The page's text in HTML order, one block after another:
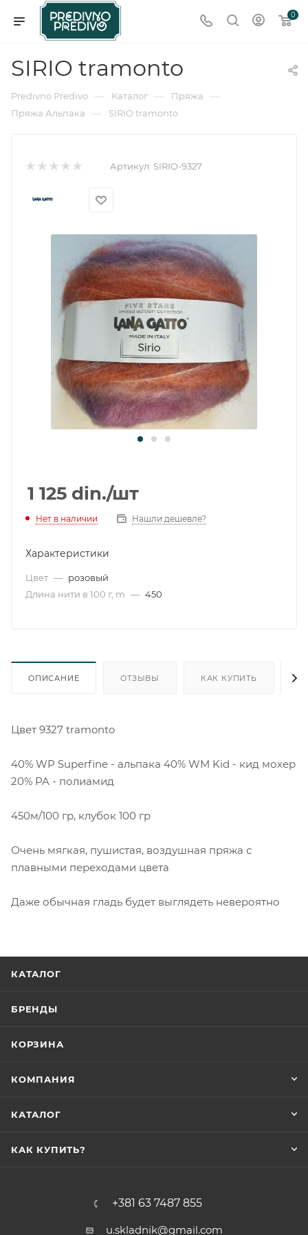
0
SIRIO tramonto
Predivno Predivo — Каталог — Пряжа —
Пряжа Альпака — SIRIO tramonto
Артикул: SIRIO-9327
1 125 din./шт
Нет в наличии Нашли дешевле?
Характеристики
Цвет — розовый
Длина нити в 100 г, m — 450
ОПИСАНИЕ ОТЗЫВЫ КАК КУПИТЬ
Цвет 9327 tramonto
40% WP Superfine - альпака 40% WM Kid - кид мохер
20% PA - полиамид
450м/100 гр, клубок 100 гр
Очень мягкая, пушистая, воздушная пряжа с
плавными переходами цвета
Даже обычная гладь будет выглядеть невероятно
КАТАЛОГ
БРЕНДЫ
КОРЗИНА
КОМПАНИЯ
КАТАЛОГ
КАК КУПИТЬ?
+381 63 7487 855
u.skladnik@gmail.com